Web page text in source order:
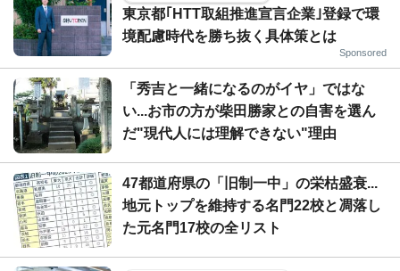
東京都｢HTT取組推進宣言企業｣登録で環
境配慮時代を勝ち抜く具体策とは
Sponsored
「秀吉と一緒になるのがイヤ」ではな
い...お市の方が柴田勝家との自害を選ん
だ"現代人には理解できない"理由
47都道府県の「旧制一中」の栄枯盛衰...
地元トップを維持する名門22校と凋落し
た元名門17校の全リスト